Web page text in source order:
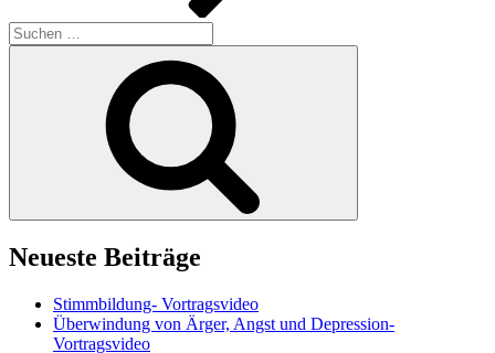
Suchen
nach:
Neueste Beiträge
Stimmbildung- Vortragsvideo
Überwindung von Ärger, Angst und Depression-
Vortragsvideo